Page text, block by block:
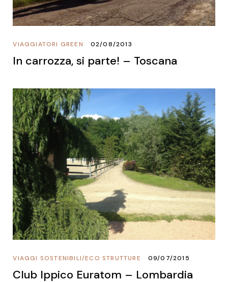
VIAGGIATORI GREEN 02/08/2013
In carrozza, si parte! – Toscana
ECO STRUTTURE
/
VIAGGI SOSTENIBILI 09/07/2015
Club Ippico Euratom – Lombardia